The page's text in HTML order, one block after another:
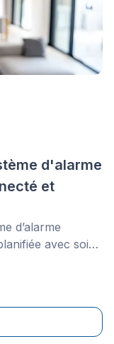
d'alarme
et
d’alarme
avec soin.
de systèmes
la sécurité
du câblage,